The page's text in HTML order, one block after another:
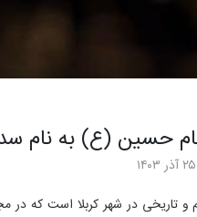
حسین (ع) به نام
و تاریخی در شهر کربلا است که